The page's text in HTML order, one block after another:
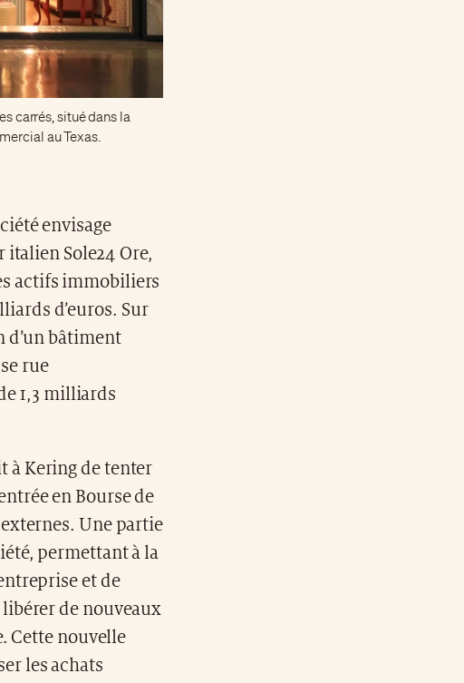
carrés, situé dans la
au Texas.
envisage
Sole24 Ore,
actifs immobiliers
d’euros. Sur
d’un bâtiment
rue
1,3 milliards
à Kering de tenter
en Bourse de
Une partie
permettant à la
et de
de nouveaux
Cette nouvelle
les achats